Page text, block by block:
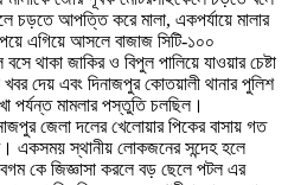
চড়তে আপত্তি করে মালা, একপর্যায়ে মালার
এগিয়ে আসলে বাজাজ সিটি-১০০
থাকা জাকির ও বিপুল পালিয়ে যাওয়ার চেষ্টা
দেয় এবং দিনাজপুর কোতয়ালী থানার পুলিশ
পর্যন্ত মামলার পস্তুতি চলছিল।
জেলা দলের খেলোয়ার পিকের বাসায় গত
একসময় স্থানীয় লোকজনের সন্দেহ হলে
কে জিজ্ঞাসা করলে বড় ছেলে পটল এর